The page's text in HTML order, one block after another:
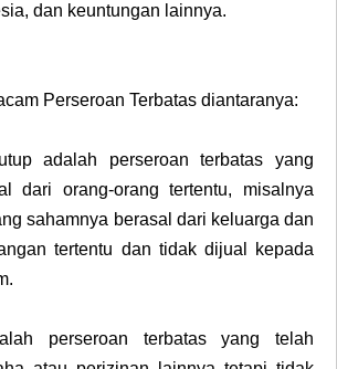
dan keuntungan lainnya.
Perseroan Terbatas diantaranya:
adalah perseroan terbatas yang
dari orang-orang tertentu, misalnya
sahamnya berasal dari keluarga dan
tertentu dan tidak dijual kepada
perseroan terbatas yang telah